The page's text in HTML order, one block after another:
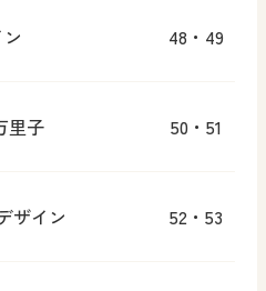
48・49
里子 50・51
ザイン 52・53